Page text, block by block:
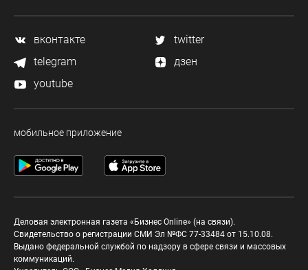
вконтакте
twitter
telegram
дзен
youtube
мобильное приложение
Деловая электронная газета «Бизнес Online» (на связи).
Свидетельство о регистрации СМИ Эл №ФС 77-33484 от 15.10.08.
Выдано федеральной службой по надзору в сфере связи и массовых
коммуникаций.